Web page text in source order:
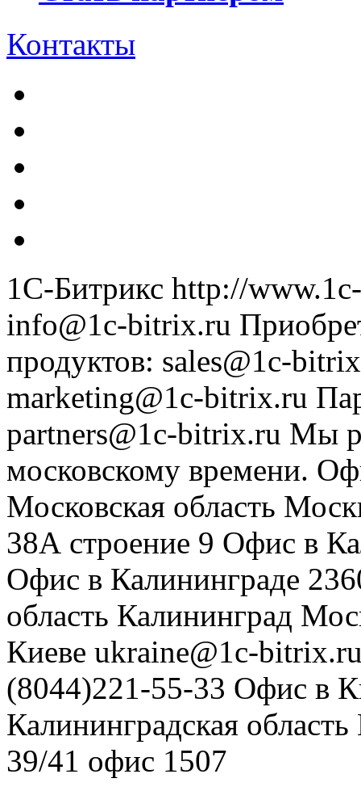
Контакты
1С-Битрикс http://
info@1c-bitrix.ru
продуктов: sales@1c-
marketing@1c-bitrix.ru
partners@1c-bitrix.ru Мы
московскому времени.
Московская область
38А строение 9 Офис в
Офис в Калининграде
область Калининград
Киеве ukraine@1c-
(8044)221-55-33 Офис в
Калининградская область
39/41 офис 1507